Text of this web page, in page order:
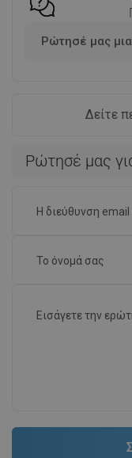
Ρώτησέ μας
Δείτε
Ρώτησέ μας